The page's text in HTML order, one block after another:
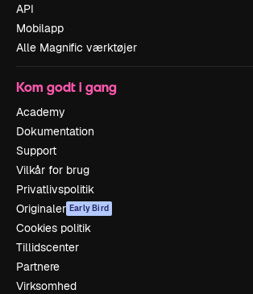
API
Mobilapp
Alle Magnific værktøjer
Kom godt i gang
Academy
Dokumentation
Support
Vilkår for brug
Privatlivspolitik
Originaler Early Bird
Cookies politik
Tillidscenter
Partnere
Virksomhed